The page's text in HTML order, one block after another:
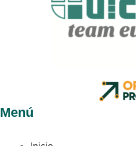
Menú